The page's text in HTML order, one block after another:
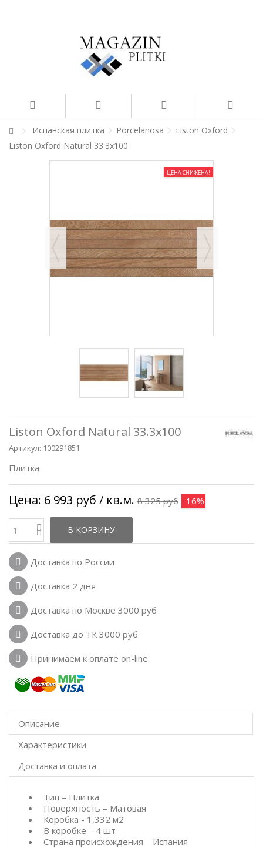
Испанская плитка Porcelanosa
Liston Oxford
Liston Oxford Natural 33.3x100
ЦЕНА СНИЖЕНА!
Liston Oxford Natural 33.3x100
Артикул: 100291851
Плитка
Цена: 6 993 руб / кв.м. 8 325 руб -16%
В КОРЗИНУ
Доставка по России
Доставка 2 дня
Доставка по Москве 3000 руб
Доставка до ТК 3000 руб
Принимаем к оплате on-line
Описание
Характеристики
Доставка и оплата
Тип – Плитка
Поверхность – Матовая
Коробка - 1,332 м2
В коробке – 4 шт
Страна происхождения – Испания